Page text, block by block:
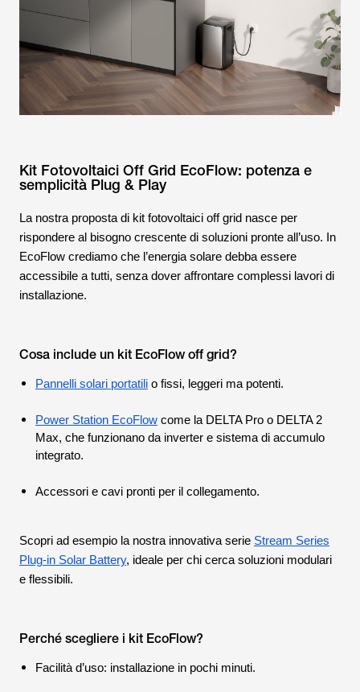
Kit Fotovoltaici Off Grid EcoFlow: potenza e
semplicità Plug & Play
La nostra proposta di kit fotovoltaici off grid nasce per
rispondere al bisogno crescente di soluzioni pronte all’uso. In
EcoFlow crediamo che l’energia solare debba essere
accessibile a tutti, senza dover affrontare complessi lavori di
installazione.
Cosa include un kit EcoFlow off grid?
Pannelli solari portatili o fissi, leggeri ma potenti.
Power Station EcoFlow come la DELTA Pro o DELTA 2
Max, che funzionano da inverter e sistema di accumulo
integrato.
Accessori e cavi pronti per il collegamento.
Scopri ad esempio la nostra innovativa serie Stream Series
Plug-in Solar Battery, ideale per chi cerca soluzioni modulari
e flessibili.
Perché scegliere i kit EcoFlow?
Facilità d’uso: installazione in pochi minuti.